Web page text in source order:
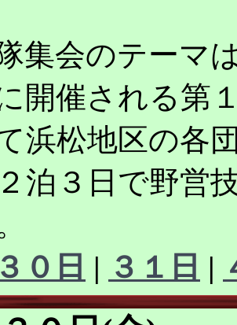
集会のテーマ
開催される第
浜松地区の各
泊３日で野営
０日 | ３１日 |